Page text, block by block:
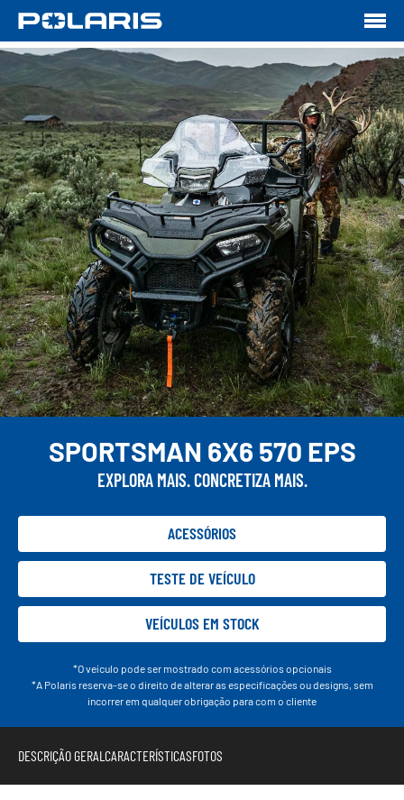
SPORTSMAN 6X6 570 EPS
EXPLORA MAIS. CONCRETIZA MAIS.
ACESSÓRIOS
TESTE DE VEÍCULO
VEÍCULOS EM STOCK
*O veículo pode ser mostrado com acessórios opcionais
*A Polaris reserva-se o direito de alterar as especificações ou designs, sem
incorrer em qualquer obrigação para com o cliente
DESCRIÇÃO GERALCARACTERÍSTICASFOTOS